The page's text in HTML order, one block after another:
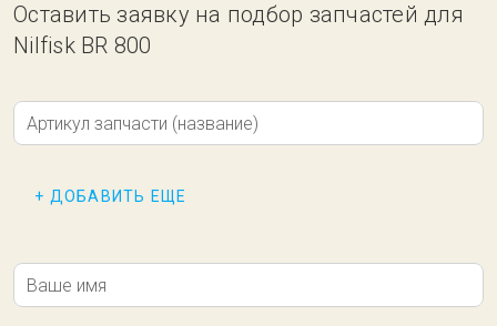
Оставить заявку на подбор запчастей для
Nilfisk BR 800
Артикул запчасти (название)
+ ДОБАВИТЬ ЕЩЕ
Ваше имя